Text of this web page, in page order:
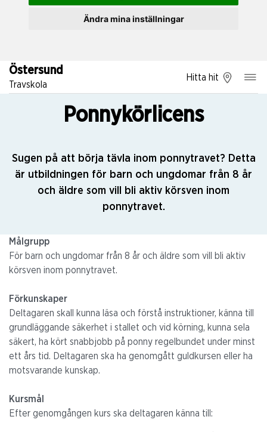
Ändra mina inställningar
Östersund
Travskola
Hitta hit
Ponnykörlicens
Sugen på att börja tävla inom ponnytravet? Detta
är utbildningen för barn och ungdomar från 8 år
och äldre som vill bli aktiv körsven inom
ponnytravet.
Målgrupp
För barn och ungdomar från 8 år och äldre som vill bli aktiv
körsven inom ponnytravet.
Förkunskaper
Deltagaren skall kunna läsa och förstå instruktioner, känna till
grundläggande säkerhet i stallet och vid körning, kunna sela
säkert, ha kört snabbjobb på ponny regelbundet under minst
ett års tid. Deltagaren ska ha genomgått guldkursen eller ha
motsvarande kunskap.
Kursmål
Efter genomgången kurs ska deltagaren känna till: